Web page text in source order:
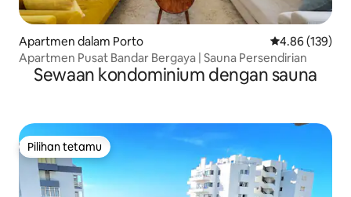
Apartmen dalam Porto Penarafan
4.86 (139)
Apartmen Pusat Bandar Bergaya | Sauna Persendirian
Sewaan kondominium dengan sauna
Pilihan tetamu
Pilihan tetamu